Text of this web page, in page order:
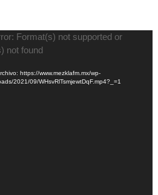
Format(s) not supported or
not found
https://www.mezklafm.mx/wp-
2021/09/WHsvRlTsmjewtDqF.mp4?_=1